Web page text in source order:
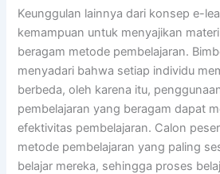
Keunggulan lainnya dari konsep e-
kemampuan untuk menyajikan
beragam metode pembelajaran.
menyadari bahwa setiap individu
berbeda, oleh karena itu,
pembelajaran yang beragam dapat
efektivitas pembelajaran. Calon
metode pembelajaran yang paling
belajar mereka, sehingga proses